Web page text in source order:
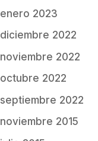
enero 2023
diciembre 2022
noviembre 2022
octubre 2022
septiembre 2022
noviembre 2015